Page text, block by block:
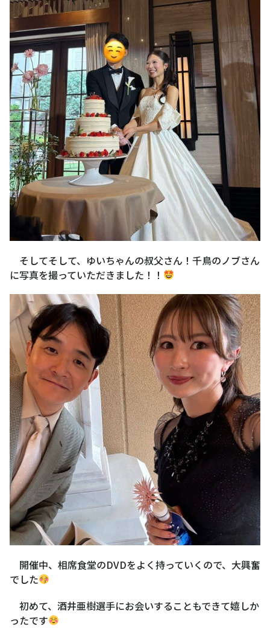
そしてそして、ゆいちゃんの叔父さん！千鳥のノブさん
に写真を撮っていただきました！！
開催中、相席食堂のDVDをよく持っていくので、大興奮
でした
初めて、酒井亜樹選手にお会いすることもできて嬉しか
ったです